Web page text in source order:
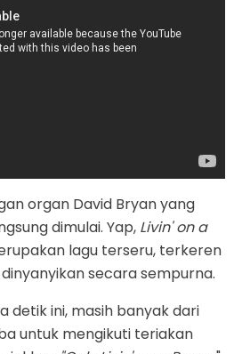
organ David Bryan yang
dimulai. Yap, Livin' on a
lagu terseru, terkeren
secara sempurna.
detik ini, masih banyak dari
untuk mengikuti teriakan